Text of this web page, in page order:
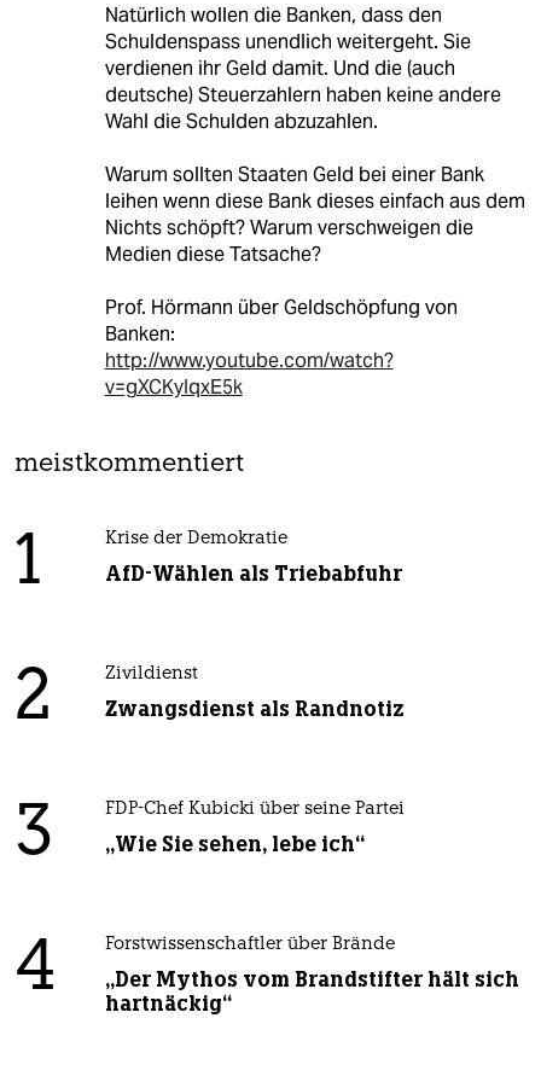
Natürlich wollen die Banken, dass den
Schuldenspass unendlich weitergeht. Sie
verdienen ihr Geld damit. Und die (auch
deutsche) Steuerzahlern haben keine andere
Wahl die Schulden abzuzahlen.
Warum sollten Staaten Geld bei einer Bank
leihen wenn diese Bank dieses einfach aus dem
Nichts schöpft? Warum verschweigen die
Medien diese Tatsache?
Prof. Hörmann über Geldschöpfung von
Banken:
http://www.youtube.com/watch?
v=gXCKyIqxE5k
meistkommentiert
1 Krise der Demokratie
AfD-Wählen als Triebabfuhr
2 Zivildienst
Zwangsdienst als Randnotiz
3 FDP-Chef Kubicki über seine Partei
„Wie Sie sehen, lebe ich“
4 Forstwissenschaftler über Brände
„Der Mythos vom Brandstifter hält sich
hartnäckig“